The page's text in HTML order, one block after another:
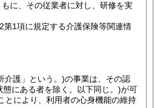
に、その従業者に対し、研修を実
1項に規定する介護保険等関連情
介護」という。)の事業は、その認
にある者を除く。以下同じ。)が可
とにより、利用者の心身機能の維持